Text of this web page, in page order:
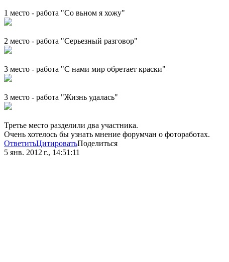
1 место - работа "Со вьном я хожу"
2 место - работа "Серьезный разговор"
3 место - работа "С нами мир обретает краски"
3 место - работа "Жизнь удалась"
Третье место разделили два участника.
Очень хотелось бы узнать мнение форумчан о фотоработах.
ОтветитьЦитироватьПоделиться
5 янв. 2012 г., 14:51:11